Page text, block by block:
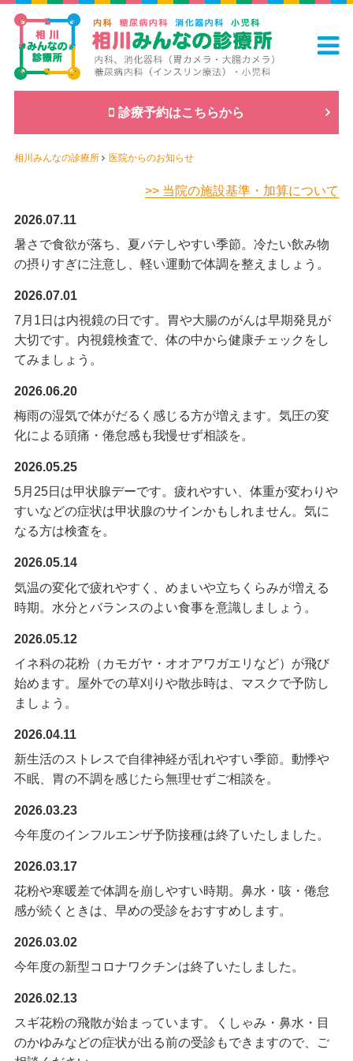
診療予約はこちらから
相川みんなの診療所 医院からのお知らせ
>> 当院の施設基準・加算について
2026.07.11
暑さで食欲が落ち、夏バテしやすい季節。冷たい飲み物
の摂りすぎに注意し、軽い運動で体調を整えましょう。
2026.07.01
7月1日は内視鏡の日です。胃や大腸のがんは早期発見が
大切です。内視鏡検査で、体の中から健康チェックをし
てみましょう。
2026.06.20
梅雨の湿気で体がだるく感じる方が増えます。気圧の変
化による頭痛・倦怠感も我慢せず相談を。
2026.05.25
5月25日は甲状腺デーです。疲れやすい、体重が変わりや
すいなどの症状は甲状腺のサインかもしれません。気に
なる方は検査を。
2026.05.14
気温の変化で疲れやすく、めまいや立ちくらみが増える
時期。水分とバランスのよい食事を意識しましょう。
2026.05.12
イネ科の花粉（カモガヤ・オオアワガエリなど）が飛び
始めます。屋外での草刈りや散歩時は、マスクで予防し
ましょう。
2026.04.11
新生活のストレスで自律神経が乱れやすい季節。動悸や
不眠、胃の不調を感じたら無理せずご相談を。
2026.03.23
今年度のインフルエンザ予防接種は終了いたしました。
2026.03.17
花粉や寒暖差で体調を崩しやすい時期。鼻水・咳・倦怠
感が続くときは、早めの受診をおすすめします。
2026.03.02
今年度の新型コロナワクチンは終了いたしました。
2026.02.13
スギ花粉の飛散が始まっています。くしゃみ・鼻水・目
のかゆみなどの症状が出る前の受診もできますので、ご